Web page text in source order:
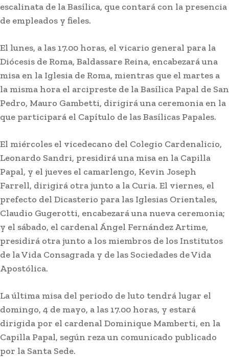
escalinata de la Basílica, que contará con la presencia
de empleados y fieles.
El lunes, a las 17.00 horas, el vicario general para la
Diócesis de Roma, Baldassare Reina, encabezará una
misa en la Iglesia de Roma, mientras que el martes a
la misma hora el arcipreste de la Basílica Papal de San
Pedro, Mauro Gambetti, dirigirá una ceremonia en la
que participará el Capítulo de las Basílicas Papales.
El miércoles el vicedecano del Colegio Cardenalicio,
Leonardo Sandri, presidirá una misa en la Capilla
Papal, y el jueves el camarlengo, Kevin Joseph
Farrell, dirigirá otra junto a la Curia. El viernes, el
prefecto del Dicasterio para las Iglesias Orientales,
Claudio Gugerotti, encabezará una nueva ceremonia;
y el sábado, el cardenal Ángel Fernández Artime,
presidirá otra junto a los miembros de los Institutos
de la Vida Consagrada y de las Sociedades de Vida
Apostólica.
La última misa del periodo de luto tendrá lugar el
domingo, 4 de mayo, a las 17.00 horas, y estará
dirigida por el cardenal Dominique Mamberti, en la
Capilla Papal, según reza un comunicado publicado
por la Santa Sede.